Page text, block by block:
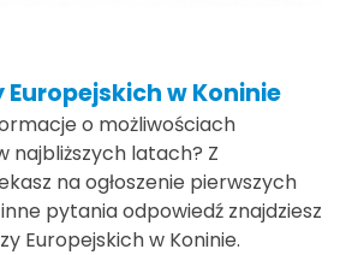
w Koninie
o możliwościach
najbliższych latach? Z
na ogłoszenie pierwszych
pytania odpowiedź znajdziesz
Europejskich w Koninie.